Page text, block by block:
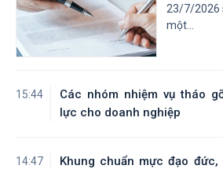
23/7/2026
một...
15:44
Các nhóm nhiệm vụ tháo
lực cho doanh nghiệp
14:47
Khung chuẩn mực đạo